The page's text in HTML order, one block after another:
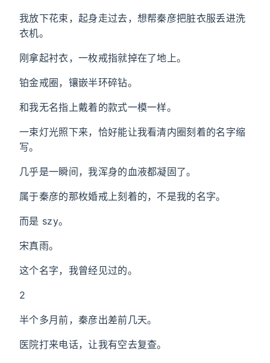
我放下花束，起身走过去，想帮秦彦把脏衣服丢进洗
衣机。
刚拿起衬衣，一枚戒指就掉在了地上。
铂金戒圈，镶嵌半环碎钻。
和我无名指上戴着的款式一模一样。
一束灯光照下来，恰好能让我看清内圈刻着的名字缩
写。
几乎是一瞬间，我浑身的血液都凝固了。
属于秦彦的那枚婚戒上刻着的，不是我的名字。
而是 szy。
宋真雨。
这个名字，我曾经见过的。
2
半个多月前，秦彦出差前几天。
医院打来电话，让我有空去复查。